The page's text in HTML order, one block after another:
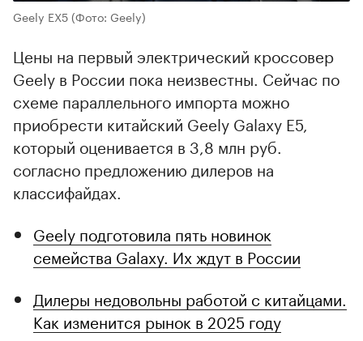
Geely EX5(Фото: Geely)
Цены на первый электрический кроссовер
Geely в России пока неизвестны. Сейчас по
схеме параллельного импорта можно
приобрести китайский Geely Galaxy E5,
который оценивается в 3,8 млн руб.
согласно предложению дилеров на
классифайдах.
Geely подготовила пять новинок
семейства Galaxy. Их ждут в России
Дилеры недовольны работой с китайцами.
Как изменится рынок в 2025 году